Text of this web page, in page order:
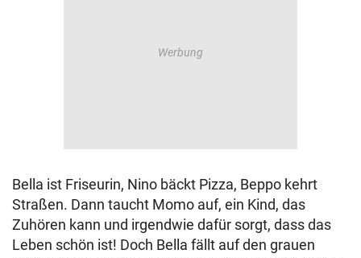
Bella ist Friseurin, Nino bäckt Pizza, Beppo kehrt
Straßen. Dann taucht Momo auf, ein Kind, das
Zuhören kann und irgendwie dafür sorgt, dass das
Leben schön ist! Doch Bella fällt auf den grauen